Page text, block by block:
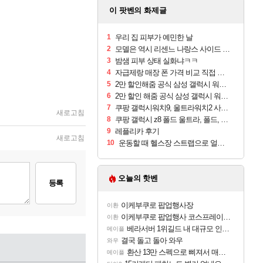
새로고침
새로고침
등록
이 팟벤의 화제글
1 우리 집 피부가 예민한 날
2 모델은 역시 리센느 나랑스 사이드 1.25L 1박스
3 밤샘 피부 상태 실화냐ㅋㅋ
4 자급제랑 매장 폰 가격 비교 직접 안가도 되네요
5 2만 할인해줌 공식 삼성 갤럭시 워치9 크림, 40mm, 블루투스
6 2만 할인 해줌 공식 삼성 갤럭시 워치9 실버, 44mm, 블루투스
7 쿠팡 갤럭시워치9, 울트라워치2 사전구매 혜택 받아보세요
8 쿠팡 갤럭시 z8 폴드 울트라, 폴드, 플립 사전예약
9 레플리카 후기
10 운동할 때 헬스장 스트랩으로 얼굴 만졌다가 볼 뒤집어짐
오늘의 핫벤
이환 이케부쿠로 팝업행사장
이환 이케부쿠로 팝업행사 코스프레이어들!!
메이플 베라서버 1위길드 내 대규모 인원이탈종용 추정사건
와우 결국 돌고 돌아 와우
메이플 환산 13만 스펙으로 삐져서 매주 수로 10만점 치고있으면 ㅋㅋ